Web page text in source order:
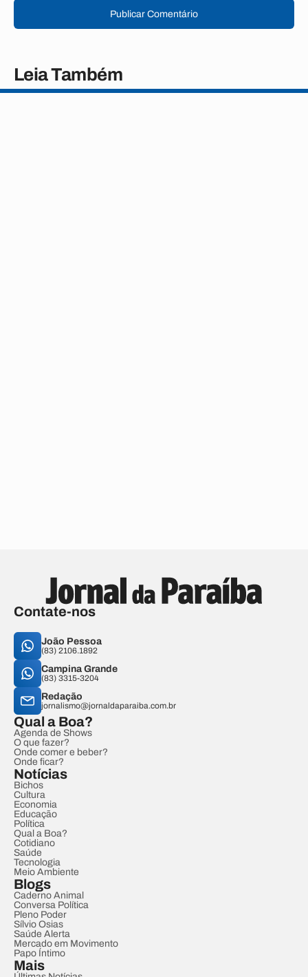
Publicar Comentário
Leia Também
Contate-nos
João Pessoa
(83) 2106.1892
Campina Grande
(83) 3315-3204
Redação
jornalismo@jornaldaparaiba.com.br
Qual a Boa?
Agenda de Shows
O que fazer?
Onde comer e beber?
Onde ficar?
Notícias
Bichos
Cultura
Economia
Educação
Política
Qual a Boa?
Cotidiano
Saúde
Tecnologia
Meio Ambiente
Blogs
Caderno Animal
Conversa Política
Pleno Poder
Sílvio Osias
Saúde Alerta
Mercado em Movimento
Papo Íntimo
Mais